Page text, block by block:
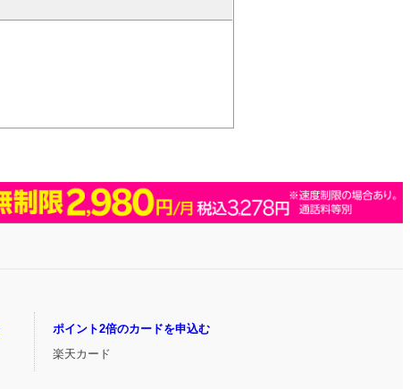
ポイント2倍のカードを申込む
楽天カード